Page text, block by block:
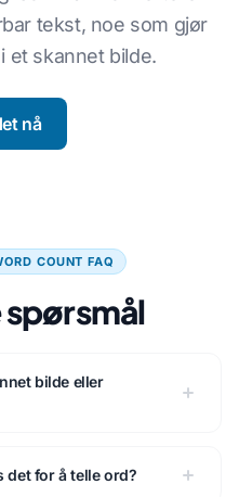
tekst, noe som gjør
et skannet bilde.
nå
COUNT FAQ
bilde eller
det for å telle ord?